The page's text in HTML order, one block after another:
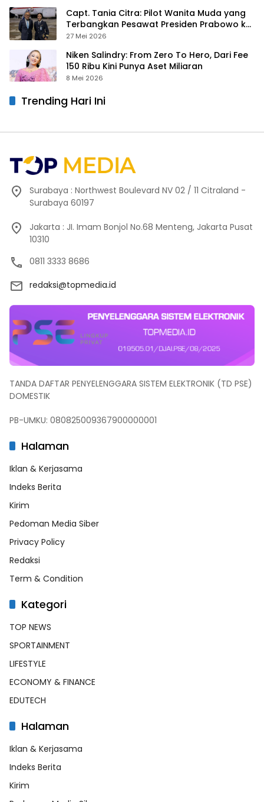
Capt. Tania Citra: Pilot Wanita Muda yang
Terbangkan Pesawat Presiden Prabowo ke
Prancis
27 Mei 2026
Niken Salindry: From Zero To Hero, Dari Fee
150 Ribu Kini Punya Aset Miliaran
8 Mei 2026
Trending Hari Ini
Surabaya : Northwest Boulevard NV 02 / 11 Citraland -
Surabaya 60197
Jakarta : JI. Imam Bonjol No.68 Menteng, Jakarta Pusat
10310
0811 3333 8686
redaksi@topmedia.id
TANDA DAFTAR PENYELENGGARA SISTEM ELEKTRONIK (TD PSE)
DOMESTIK
PB-UMKU: 080825009367900000001
Halaman
Iklan & Kerjasama
Indeks Berita
Kirim
Pedoman Media Siber
Privacy Policy
Redaksi
Term & Condition
Kategori
TOP NEWS
SPORTAINMENT
LIFESTYLE
ECONOMY & FINANCE
EDUTECH
Halaman
Iklan & Kerjasama
Indeks Berita
Kirim